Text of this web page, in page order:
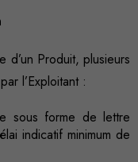
d’un Produit, plusieurs
l’Exploitant :
sous forme de lettre
indicatif minimum de